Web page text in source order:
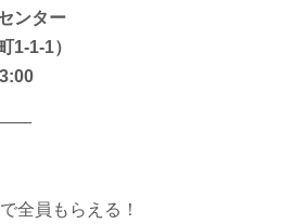
ンター
1-1）
全員もらえる！